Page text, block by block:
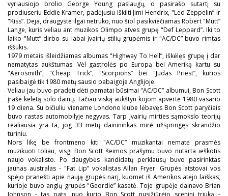
vyriausiojo brolio George Young paslaugų, o pasirašo sutartį su
prodiuseriu Eddie Kramer, padėjusiu iškilti Jimi Hendrix, "Led Zeppelin” ir
"Kiss”. Deja, draugystė ilgai netruko, nuo šiol pasikviečiamas Robert "Mutt”
Lange, kuris vėliau ant muzikos Olimpo atves grupę "Def Leppard”. Iki to
laiko "Mutt” dirbo su labai įvairių stilių grupėmis ir "AC/DC” buvo rimtas
iššūkis.
1979 metais išleidžiamas albumas "Highway To Hell”, iškėlęs grupę į dar
nematytas aukštumas. Vėl gastrolės po Europą bei Ameriką kartu su
"Aerosmith”, "Cheap Trick”, "Scorpions” bei "Judas Priest”, kurios
pasibaigė tik 1980 metų sausio pabaigoje Anglijoje.
Vėliau jau buvo pradėti dėti pamatai būsimai "AC/DC” albumui, Bon Scott
įrašė keletą solo dainų. Tačiau viską aukštyn kojom apvertė 1980 vasario
19 diena. Su bičiuliu viename Londono klube lėbavęs Bon Scott paryčiais
buvo rastas automobilyje negyvas. Tarp įvairių mirties sąmokslo teorijų
realiausia yra ta, jog 33 metų dainininkas mirė užspringęs skrandžio
turiniu.
Nors likę be frontmeno kiti "AC/DC” muzikantai nematė prasmės
muzikuoti toliau, visgi Bon Scott šeimos prašymu buvo nutarta ieškotis
naujo vokalisto. Po daugybės kandidatų perklausų buvo pasirinktas
jaunas australas - "Fat Lip” vokalistas Allan Fryer. Grupės atstovai vos
spėjo pranešti apie naują grupės narį, kuomet iš Amerikos atėjo laiškas,
kurioje buvo anglų grupės "Geordie” kasetė. Toje grupėje dainavo Brian
Johnson - tas pats, nuo kurio Bon Scott nusižiūrėjo sceninį triuką -